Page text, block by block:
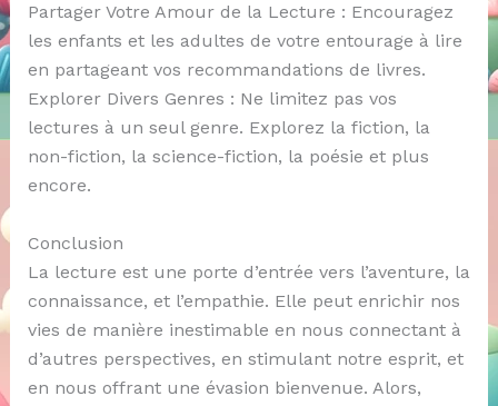
Partager Votre Amour de la Lecture : Encouragez
les enfants et les adultes de votre entourage à lire
en partageant vos recommandations de livres.
Explorer Divers Genres : Ne limitez pas vos
lectures à un seul genre. Explorez la fiction, la
non-fiction, la science-fiction, la poésie et plus
encore.
Conclusion
La lecture est une porte d’entrée vers l’aventure, la
connaissance, et l’empathie. Elle peut enrichir nos
vies de manière inestimable en nous connectant à
d’autres perspectives, en stimulant notre esprit, et
en nous offrant une évasion bienvenue. Alors,